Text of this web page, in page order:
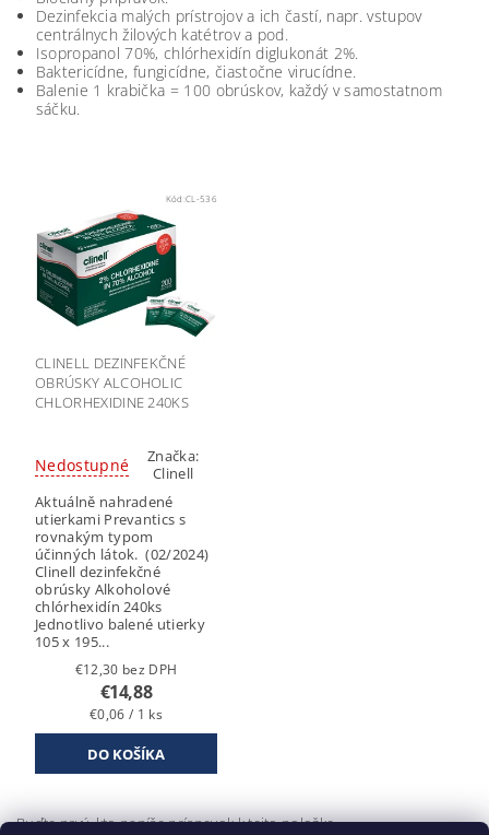
Dezinfekcia malých prístrojov a ich častí, napr. vstupov
centrálnych žilových katétrov a pod.
Isopropanol 70%, chlórhexidín diglukonát 2%.
Baktericídne, fungicídne, čiastočne virucídne.
Balenie 1 krabička = 100 obrúskov, každý v samostatnom
sáčku.
Kód:CL-536
CLINELL DEZINFEKČNÉ
OBRÚSKY ALCOHOLIC
CHLORHEXIDINE 240KS
Nedostupné
Značka:
Clinell
Aktuálně nahradené
utierkami Prevantics s
rovnakým typom
účinných látok. (02/2024)
Clinell dezinfekčné
obrúsky Alkoholové
chlórhexidín 240ks
Jednotlivo balené utierky
105 x 195...
€12,30 bez DPH
€14,88
€0,06 / 1 ks
Buďte prvý, kto napíše príspevok k tejto položke.